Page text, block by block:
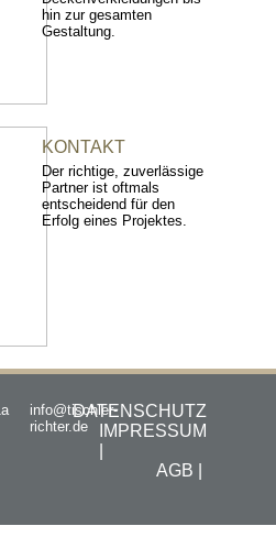
hin zur gesamten
Gestaltung.
KONTAKT
Der richtige, zuverlässige
Partner ist oftmals
entscheidend für den
Erfolg eines Projektes.
info@tischler-
richter.de
DATENSCHUTZ
IMPRESSUM
AGB |